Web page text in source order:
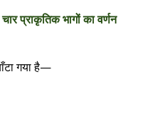
प्राकृतिक भागों का वर्णन
गया है—